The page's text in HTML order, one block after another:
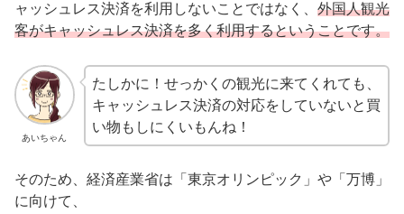
ャッシュレス決済を利用しないことではなく、 外国人観光
客がキャッシュレス決済を多く利用するということです。
あいちゃん
たしかに！せっかくの観光に来てくれても、
キャッシュレス決済の対応をしていないと買
い物もしにくいもんね！
そのため、経済産業省は「東京オリンピック」や「万博」
に向けて、